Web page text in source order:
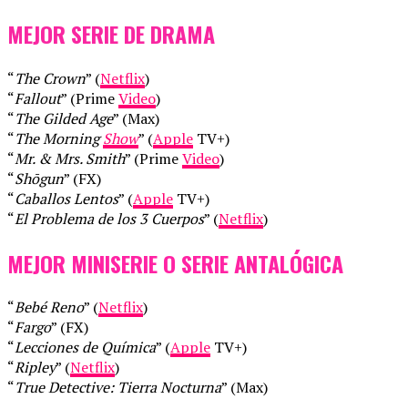
MEJOR SERIE DE DRAMA
“The Crown” (Netflix)
“Fallout” (PrimeVideo)
“The Gilded Age” (Max)
“The MorningShow” (Apple TV+)
“Mr. & Mrs. Smith” (PrimeVideo)
“Shōgun” (FX)
“Caballos Lentos” (Apple TV+)
“El Problema de los 3 Cuerpos” (Netflix)
MEJOR MINISERIE O SERIE ANTALÓGICA
“Bebé Reno” (Netflix)
“Fargo” (FX)
“Lecciones de Química” (Apple TV+)
“Ripley” (Netflix)
“True Detective: Tierra Nocturna” (Max)